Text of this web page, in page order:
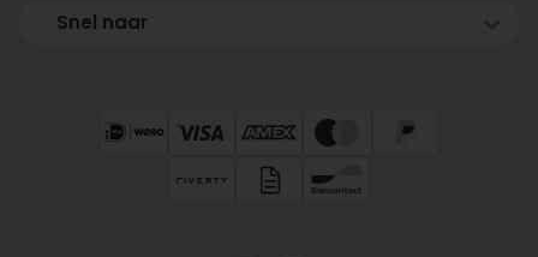
Snel naar